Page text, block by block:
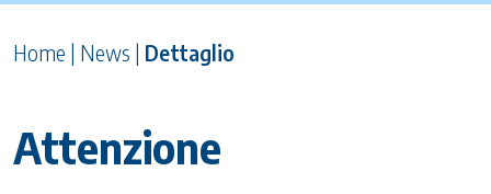
Home | News | Dettaglio
Attenzione